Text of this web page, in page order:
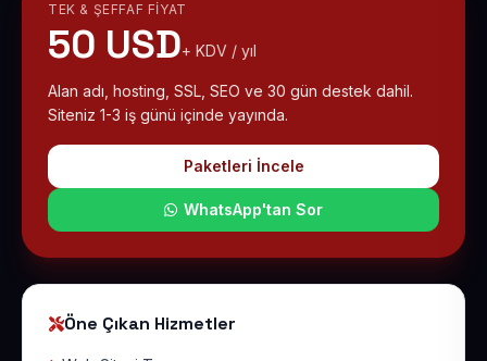
TEK & ŞEFFAF FIYAT
50 USD+ KDV / yıl
Alan adı, hosting, SSL, SEO ve 30 gün destek dahil.
Siteniz 1-3 iş günü içinde yayında.
Paketleri İncele
WhatsApp'tan Sor
Öne Çıkan Hizmetler